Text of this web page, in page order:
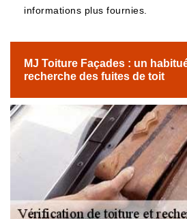
informations plus fournies.
MJ Toiture Façades : un
recherche des fuites de toit